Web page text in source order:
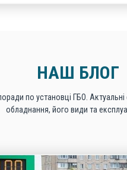
НАШ БЛОГ
по установці ГБО. Актуальні
обладнання, його види та